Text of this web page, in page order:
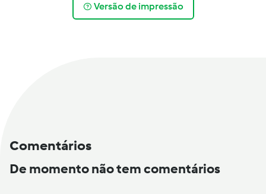
Versão de impressão
Comentários
De momento não tem comentários